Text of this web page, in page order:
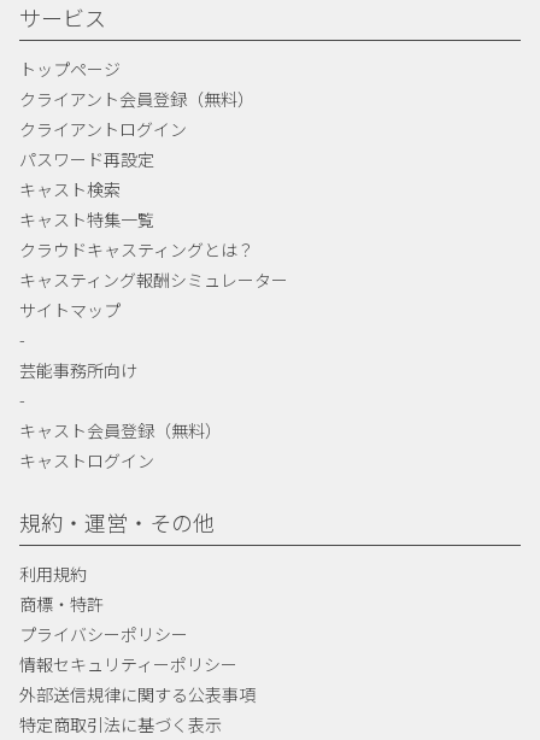
サービス
トップページ
クライアント会員登録（無料）
クライアントログイン
パスワード再設定
キャスト検索
キャスト特集一覧
クラウドキャスティングとは？
キャスティング報酬シミュレーター
サイトマップ
-
芸能事務所向け
-
キャスト会員登録（無料）
キャストログイン
規約・運営・その他
利用規約
商標・特許
プライバシーポリシー
情報セキュリティーポリシー
外部送信規律に関する公表事項
特定商取引法に基づく表示